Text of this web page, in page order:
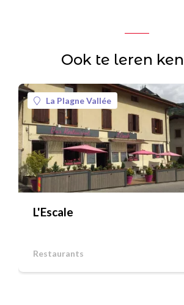
Ook te leren
La Plagne Vallée
L'Escale
Restaurants